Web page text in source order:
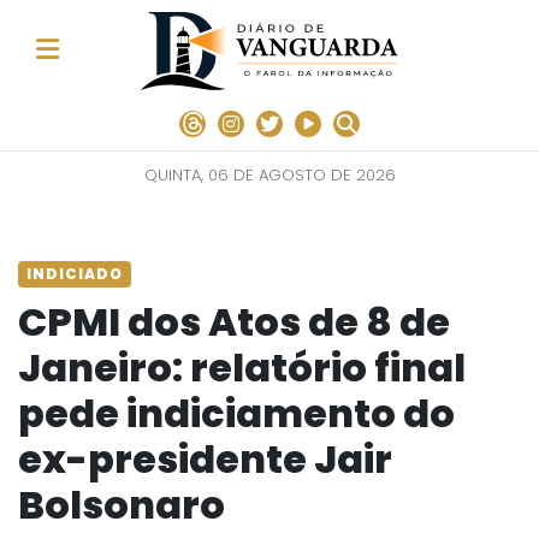
QUINTA, 06 DE AGOSTO DE 2026
INDICIADO
CPMI dos Atos de 8 de
Janeiro: relatório final
pede indiciamento do
ex-presidente Jair
Bolsonaro